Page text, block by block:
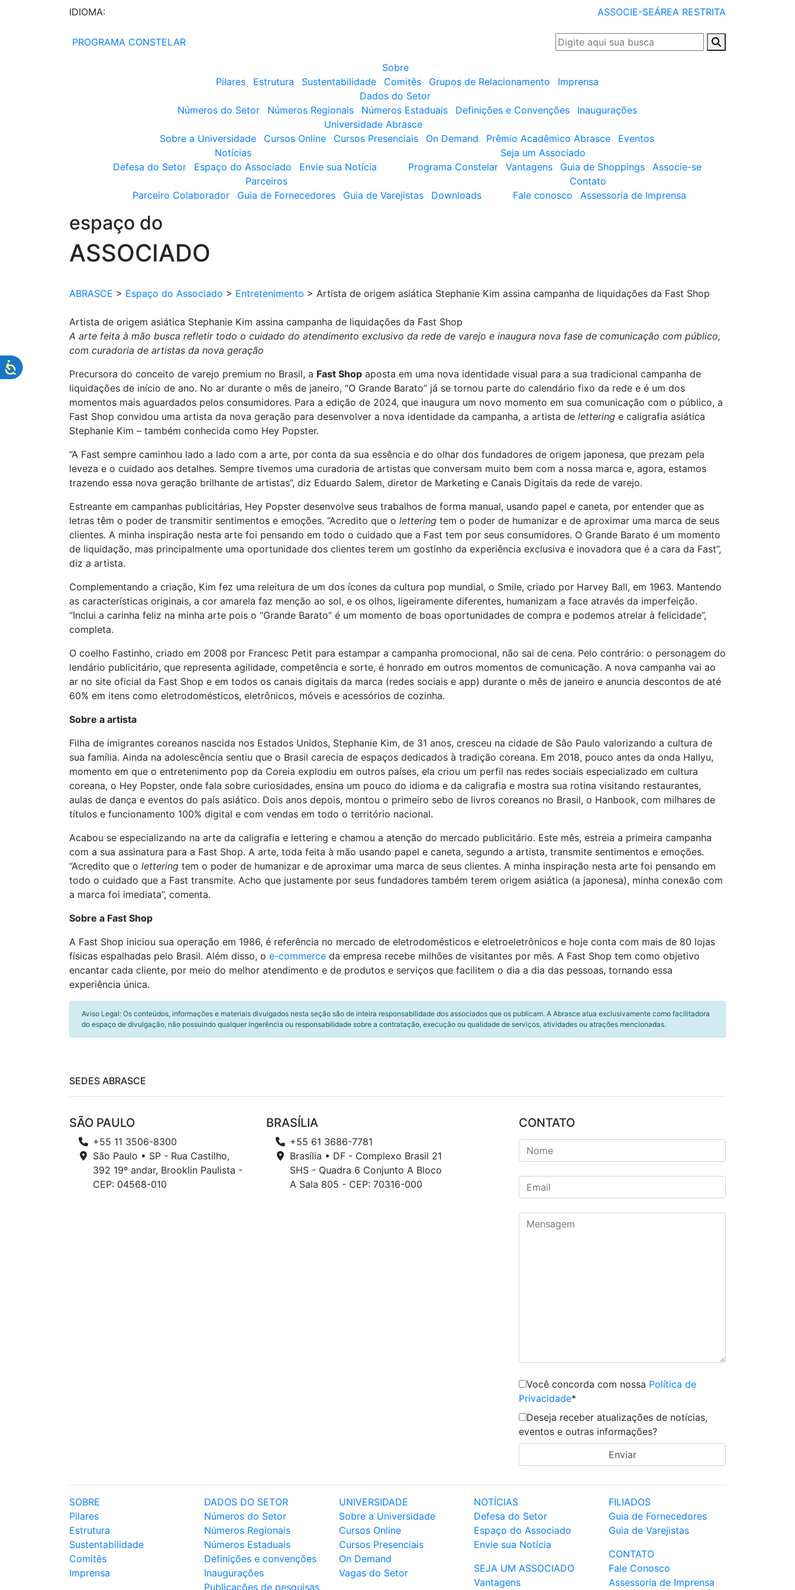
IDIOMA: ASSOCIE-SEÁREA RESTRITA
PROGRAMA CONSTELAR
Sobre
Pilares
Estrutura Sustentabilidade Comitês Grupos de Relacionamento
Imprensa
Dados do Setor
Números do Setor
Números Regionais Números Estaduais Definições e Convenções
Inaugurações
Universidade Abrasce
Sobre a Universidade
Cursos Online Cursos Presenciais On Demand Prêmio Acadêmico Abrasce
Eventos
Notícias
Defesa do Setor
Espaço do Associado Envie sua Notícia
Seja um Associado
Programa Constelar
Vantagens Guia de Shoppings
Associe-se
Parceiros
Parceiro Colaborador
Guia de Fornecedores Guia de Varejistas Downloads
Contato
Fale conosco
Assessoria de Imprensa
espaço do
ASSOCIADO
ABRASCE > Espaço do Associado > Entretenimento > Artista de origem asiática Stephanie Kim assina campanha de liquidações da Fast Shop
Artista de origem asiática Stephanie Kim assina campanha de liquidações da Fast Shop
A arte feita à mão busca refletir todo o cuidado do atendimento exclusivo da rede de varejo e inaugura nova fase de comunicação com público,
com curadoria de artistas da nova geração
Precursora do conceito de varejo premium no Brasil, a Fast Shop aposta em uma nova identidade visual para a sua tradicional campanha de
liquidações de início de ano. No ar durante o mês de janeiro, “O Grande Barato” já se tornou parte do calendário fixo da rede e é um dos
momentos mais aguardados pelos consumidores. Para a edição de 2024, que inaugura um novo momento em sua comunicação com o público, a
Fast Shop convidou uma artista da nova geração para desenvolver a nova identidade da campanha, a artista de lettering e caligrafia asiática
Stephanie Kim – também conhecida como Hey Popster.
“A Fast sempre caminhou lado a lado com a arte, por conta da sua essência e do olhar dos fundadores de origem japonesa, que prezam pela
leveza e o cuidado aos detalhes. Sempre tivemos uma curadoria de artistas que conversam muito bem com a nossa marca e, agora, estamos
trazendo essa nova geração brilhante de artistas”, diz Eduardo Salem, diretor de Marketing e Canais Digitais da rede de varejo.
Estreante em campanhas publicitárias, Hey Popster desenvolve seus trabalhos de forma manual, usando papel e caneta, por entender que as
letras têm o poder de transmitir sentimentos e emoções. “Acredito que o lettering tem o poder de humanizar e de aproximar uma marca de seus
clientes. A minha inspiração nesta arte foi pensando em todo o cuidado que a Fast tem por seus consumidores. O Grande Barato é um momento
de liquidação, mas principalmente uma oportunidade dos clientes terem um gostinho da experiência exclusiva e inovadora que é a cara da Fast”,
diz a artista.
Complementando a criação, Kim fez uma releitura de um dos ícones da cultura pop mundial, o Smile, criado por Harvey Ball, em 1963. Mantendo
as características originais, a cor amarela faz menção ao sol, e os olhos, ligeiramente diferentes, humanizam a face através da imperfeição.
“Inclui a carinha feliz na minha arte pois o “Grande Barato” é um momento de boas oportunidades de compra e podemos atrelar à felicidade”,
completa.
O coelho Fastinho, criado em 2008 por Francesc Petit para estampar a campanha promocional, não sai de cena. Pelo contrário: o personagem do
lendário publicitário, que representa agilidade, competência e sorte, é honrado em outros momentos de comunicação. A nova campanha vai ao
ar no site oficial da Fast Shop e em todos os canais digitais da marca (redes sociais e app) durante o mês de janeiro e anuncia descontos de até
60% em itens como eletrodomésticos, eletrônicos, móveis e acessórios de cozinha.
Sobre a artista
Filha de imigrantes coreanos nascida nos Estados Unidos, Stephanie Kim, de 31 anos, cresceu na cidade de São Paulo valorizando a cultura de
sua família. Ainda na adolescência sentiu que o Brasil carecia de espaços dedicados à tradição coreana. Em 2018, pouco antes da onda Hallyu,
momento em que o entretenimento pop da Coreia explodiu em outros países, ela criou um perfil nas redes sociais especializado em cultura
coreana, o Hey Popster, onde fala sobre curiosidades, ensina um pouco do idioma e da caligrafia e mostra sua rotina visitando restaurantes,
aulas de dança e eventos do país asiático. Dois anos depois, montou o primeiro sebo de livros coreanos no Brasil, o Hanbook, com milhares de
títulos e funcionamento 100% digital e com vendas em todo o território nacional.
Acabou se especializando na arte da caligrafia e lettering e chamou a atenção do mercado publicitário. Este mês, estreia a primeira campanha
com a sua assinatura para a Fast Shop. A arte, toda feita à mão usando papel e caneta, segundo a artista, transmite sentimentos e emoções.
“Acredito que o lettering tem o poder de humanizar e de aproximar uma marca de seus clientes. A minha inspiração nesta arte foi pensando em
todo o cuidado que a Fast transmite. Acho que justamente por seus fundadores também terem origem asiática (a japonesa), minha conexão com
a marca foi imediata”, comenta.
Sobre a Fast Shop
A Fast Shop iniciou sua operação em 1986, é referência no mercado de eletrodomésticos e eletroeletrônicos e hoje conta com mais de 80 lojas
físicas espalhadas pelo Brasil. Além disso, o e-commerce da empresa recebe milhões de visitantes por mês. A Fast Shop tem como objetivo
encantar cada cliente, por meio do melhor atendimento e de produtos e serviços que facilitem o dia a dia das pessoas, tornando essa
experiência única.
Aviso Legal: Os conteúdos, informações e materiais divulgados nesta seção são de inteira responsabilidade dos associados que os publicam. A Abrasce atua exclusivamente como facilitadora
do espaço de divulgação, não possuindo qualquer ingerência ou responsabilidade sobre a contratação, execução ou qualidade de serviços, atividades ou atrações mencionadas.
SEDES ABRASCE
SÃO PAULO
+55 11 3506-8300
São Paulo • SP - Rua Castilho,
392 19º andar, Brooklin Paulista -
CEP: 04568-010
BRASÍLIA
+55 61 3686-7781
Brasília • DF - Complexo Brasil 21
SHS - Quadra 6 Conjunto A Bloco
A Sala 805 - CEP: 70316-000
CONTATO
Você concorda com nossa Política de
Privacidade*
Deseja receber atualizações de notícias,
eventos e outras informações?
SOBRE
Pilares
Estrutura
Sustentabilidade
Comitês
Imprensa
DADOS DO SETOR
Números do Setor
Números Regionais
Números Estaduais
Definições e convenções
Inaugurações
Publicações de pesquisas
UNIVERSIDADE
Sobre a Universidade
Cursos Online
Cursos Presenciais
On Demand
Vagas do Setor
NOTÍCIAS
Defesa do Setor
Espaço do Associado
Envie sua Notícia
SEJA UM ASSOCIADO
Vantagens
FILIADOS
Guia de Fornecedores
Guia de Varejistas
CONTATO
Fale Conosco
Assessoria de Imprensa